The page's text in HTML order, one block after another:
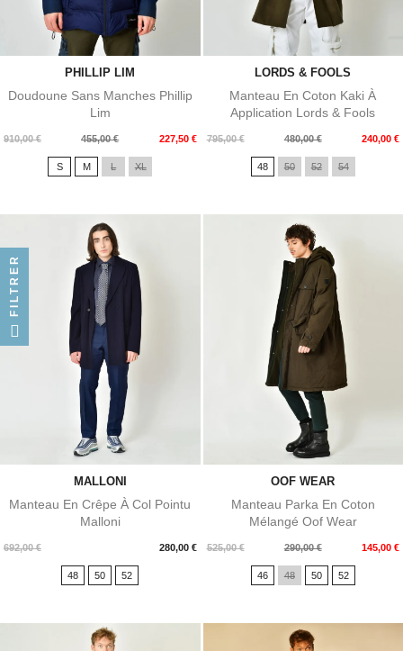
PHILLIP LIM
Doudoune Sans Manches Phillip
Lim
910,00 €
Prix
455,00 € 227,50 €
Prix
S M L XL
LORDS & FOOLS
Manteau En Coton Kaki À
Application Lords & Fools
795,00 €
Prix
480,00 € 240,00 €
Prix
48 50 52 54
MALLONI
Manteau En Crêpe À Col Pointu
Malloni
692,00 € 280,00 €
Prix
48 50 52
OOF WEAR
Manteau Parka En Coton
Mélangé Oof Wear
525,00 €
Prix
290,00 € 145,00 €
Prix
46 48 50 52
FILTRER